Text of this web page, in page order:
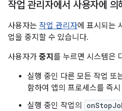
작업 관리자에서 사용자에 의
사용자는 작업 관리자에 표시되는
업을 중지할 수 있습니다.
사용자가 중지 를 누르면 시스템은
실행 중인 다른 모든 작업 또
함하여 앱의 프로세스를 즉
실행 중인 작업의